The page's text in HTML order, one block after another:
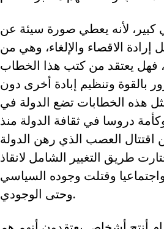
كبير، لأنه يعطي صورة سيئة عن
الاقصاء والإلغاء، وهي من
فهل يعتقد من كتب هذا الخطاب
بالقوة وتنظيم إبادة أخرى دون
هذه الخطابات تضع الدولة في
دروسا في ثقافة الدولة منذ
اقتتال العصب الذي رهن الدولة
طريق التغيير الشامل لانقاذ
وقتلت وجوده السياسي
وحتى الوجودي.